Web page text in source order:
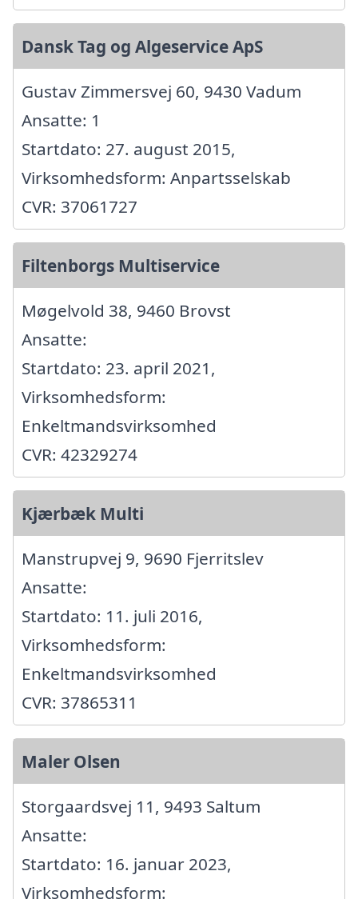
Dansk Tag og Algeservice ApS
Gustav Zimmersvej 60, 9430 Vadum
Ansatte: 1
Startdato: 27. august 2015,
Virksomhedsform: Anpartsselskab
CVR: 37061727
Filtenborgs Multiservice
Møgelvold 38, 9460 Brovst
Ansatte:
Startdato: 23. april 2021,
Virksomhedsform:
Enkeltmandsvirksomhed
CVR: 42329274
Kjærbæk Multi
Manstrupvej 9, 9690 Fjerritslev
Ansatte:
Startdato: 11. juli 2016,
Virksomhedsform:
Enkeltmandsvirksomhed
CVR: 37865311
Maler Olsen
Storgaardsvej 11, 9493 Saltum
Ansatte:
Startdato: 16. januar 2023,
Virksomhedsform: